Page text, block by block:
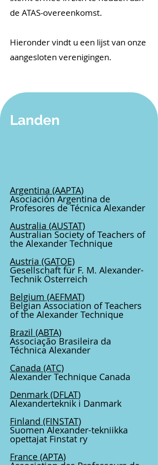
de ATAS-overeenkomst.
Hieronder vindt u een lijst van onze
aangesloten verenigingen.
Landen
Argentina (AAPTA)
Asociación Argentina de
Profesores de Técnica Alexander
Australia (AUSTAT)
Australian Society of Teachers of
the Alexander Technique
Austria (GATOE)
Gesellschaft für F. M. Alexander-
Technik Österreich
Belgium (AEFMAT)
Belgian Association of Teachers
of the Alexander Technique
Brazil (ABTA)
Associação Brasileira da
Téchnica Alexander
Canada (ATC)
Alexander Technique Canada
Denmark (DFLAT)
Alexanderteknik i Danmark
Finland (FINSTAT)
Suomen Alexander-tekniikka
opettajat Finstat ry
France (APTA)